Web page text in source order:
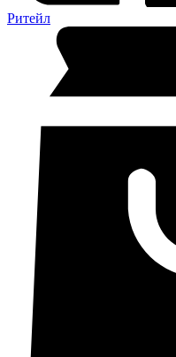
Ритейл